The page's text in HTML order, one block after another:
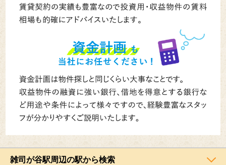
雑司が谷駅周辺の駅から検索